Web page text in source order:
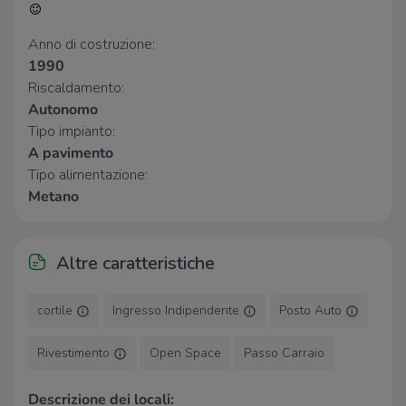
Bar
900
Goblin's Pub
Ristoranti
Trattoria Santa Maria
Ristorante Pizzeria Madonna della
La Fioca
Anno di costruzione:
1990
Riscaldamento:
Autonomo
Tipo impianto:
A pavimento
Tipo alimentazione:
Metano
Altre caratteristiche
cortile Ingresso Indipendente Posto Auto
Rivestimento Open Space Passo Carraio
Descrizione dei locali: